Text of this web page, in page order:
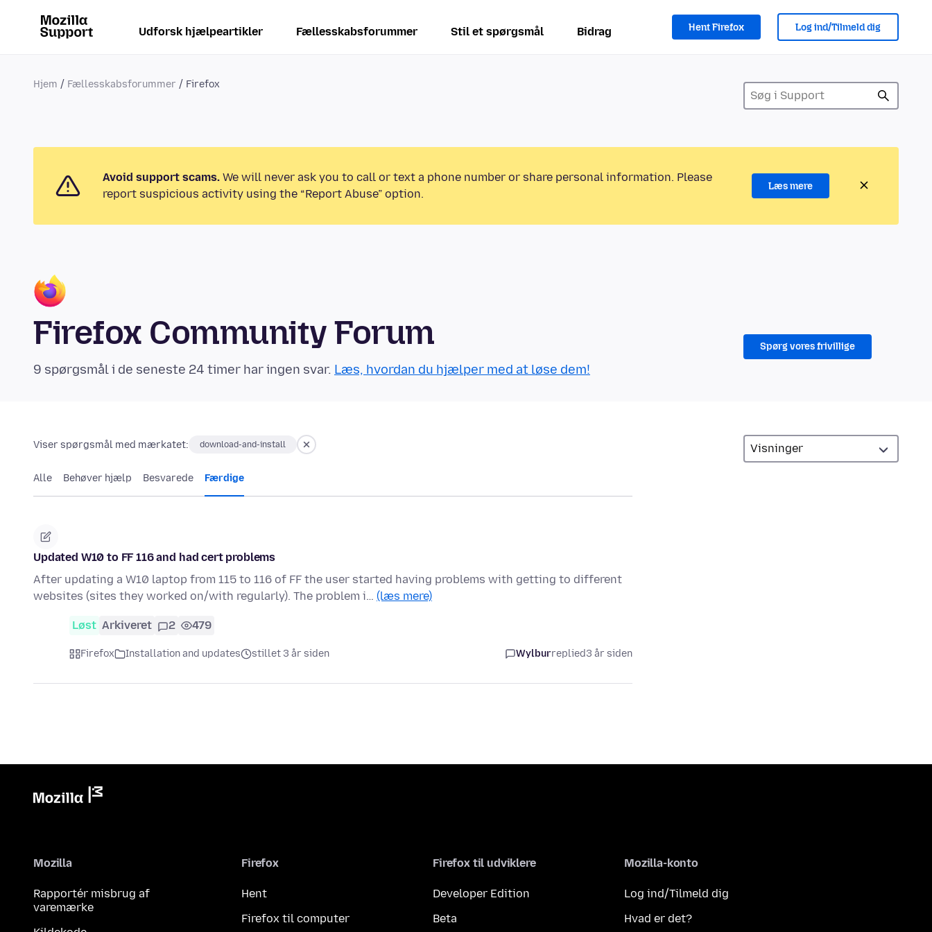
Udforsk hjælpeartikler Fællesskabsforummer Stil et spørgsmål Bidrag Hent Firefox Log ind/Tilmeld dig
Hjem Fællesskabsforummer Firefox
Avoid support scams. We will never ask you to call or text a phone number or share personal information. Please
report suspicious activity using the “Report Abuse” option.
Læs mere
Firefox Community Forum
9 spørgsmål i de seneste 24 timer har ingen svar. Læs, hvordan du hjælper med at løse dem!
Spørg vores frivillige
Viser spørgsmål med mærkatet: download-and-install
Alle Behøver hjælp Besvarede Færdige
Updated W10 to FF 116 and had cert problems
After updating a W10 laptop from 115 to 116 of FF the user started having problems with getting to different
websites (sites they worked on/with regularly). The problem i… (læs mere)
Løst Arkiveret 2 479
Firefox Installation and updates stillet 3 år siden Wylburreplied3 år siden
Mozilla
Rapportér misbrug af
varemærke
Firefox
Hent
Firefox til computer
Firefox til udviklere
Developer Edition
Beta
Mozilla-konto
Log ind/Tilmeld dig
Hvad er det?